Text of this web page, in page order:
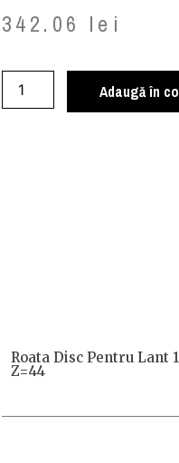
342.06 lei
Adaugă în
Roata Disc Pentru Lant
Z=44